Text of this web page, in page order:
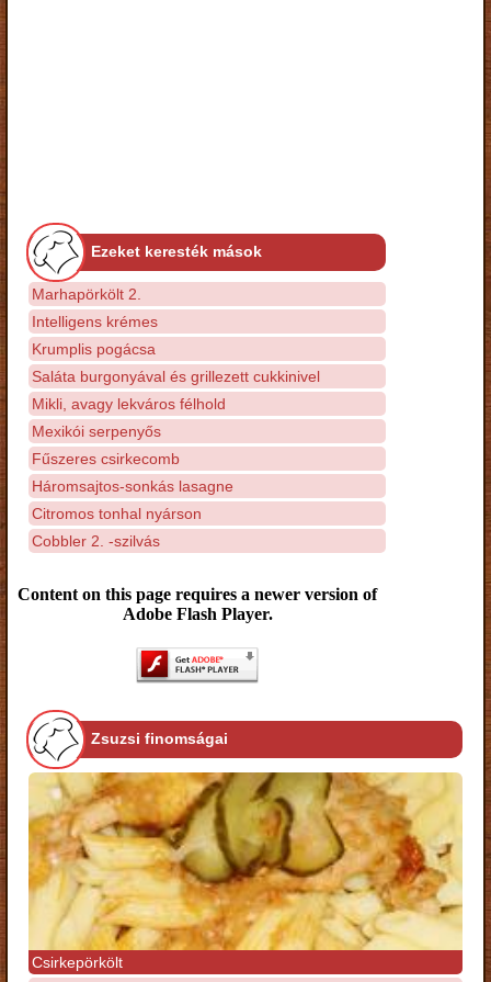
Ezeket keresték mások
Marhapörkölt 2.
Intelligens krémes
Krumplis pogácsa
Saláta burgonyával és grillezett cukkinivel
Mikli, avagy lekváros félhold
Mexikói serpenyős
Fűszeres csirkecomb
Háromsajtos-sonkás lasagne
Citromos tonhal nyárson
Cobbler 2. -szilvás
Content on this page requires a newer version of
Adobe Flash Player.
Zsuzsi finomságai
Csirkepörkölt